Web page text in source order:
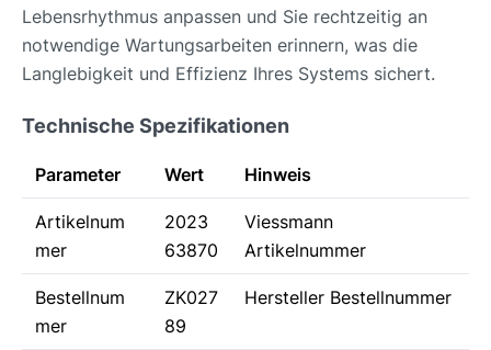
Lebensrhythmus anpassen und Sie rechtzeitig an
notwendige Wartungsarbeiten erinnern, was die
Langlebigkeit und Effizienz Ihres Systems sichert.
Technische Spezifikationen
Parameter Wert Hinweis
Artikelnum
mer
2023
63870
Viessmann
Artikelnummer
Bestellnum
mer
ZK027
89
Hersteller Bestellnummer